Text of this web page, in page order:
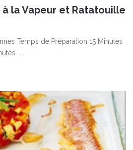
la Vapeur et Ratatouille
Temps de Préparation 15 Minutes
…